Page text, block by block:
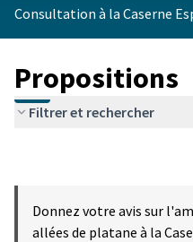
Consultation à la Caserne
Propositions
Filtrer et rechercher
Donnez votre avis sur
allées de platane à la